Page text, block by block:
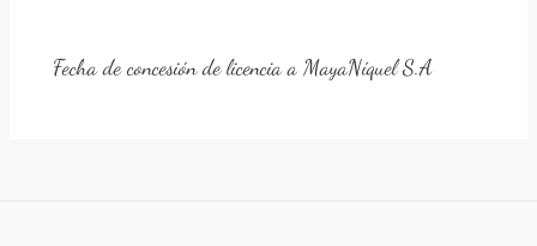
Fecha de concesión de licencia a MayaNíquel S.A